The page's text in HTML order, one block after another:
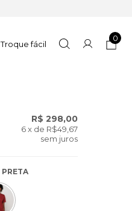
Troque fácil
0
R$ 298,00
6 x de R$49,67
sem juros
PRETA